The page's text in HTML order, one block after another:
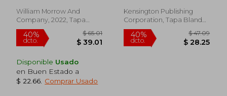
Adventure (en Inglés)
William Morrow And
Company, 2022, Tapa
Dura, Nuevo
Disponible Usado
en Buen Estado a
$ 22.66 Comprar Usado
Kensington Publishing
Corporation, Tapa Blanda,
Nuevo